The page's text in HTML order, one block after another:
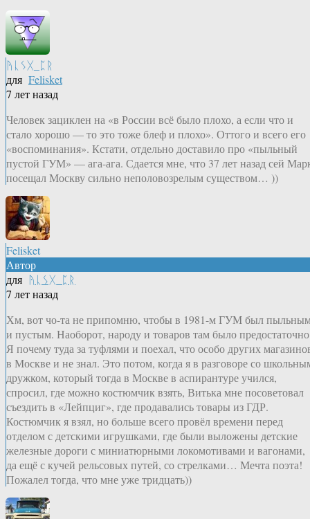
ᚤᚳᛊᚷ_ᛈᚱ
для Felisket
7 лет назад
Человек зациклен на «в России всё было плохо, а если что и
стало хорошо — то это тоже блеф и плохо». Оттого и всего его
«воспоминания». Кстати, отдельно доставило про «пыльный
пустой ГУМ» — ага-ага. Сдается мне, что 37 лет назад сей
посещал Москву сильно неполовозрелым существом… ))
Felisket
Автор
для ᚤᚳᛊᚷ_ᛈᚱ
7 лет назад
Хм, вот чо-та не припомню, чтобы в 1981-м ГУМ был
и пустым. Наоборот, народу и товаров там было
Я почему туда за туфлями и поехал, что особо других
в Москве и не знал. Это потом, когда я в разговоре со
дружком, который тогда в Москве в аспирантуре учился,
спросил, где можно костюмчик взять, Витька мне посоветовал
съездить в «Лейпциг», где продавались товары из ГДР.
Костюмчик я взял, но больше всего провёл времени перед
отделом с детскими игрушками, где были выложены детские
железные дороги с миниатюрными локомотивами и вагонами,
да ещё с кучей рельсовых путей, со стрелками… Мечта поэта!
Пожалел тогда, что мне уже тридцать))